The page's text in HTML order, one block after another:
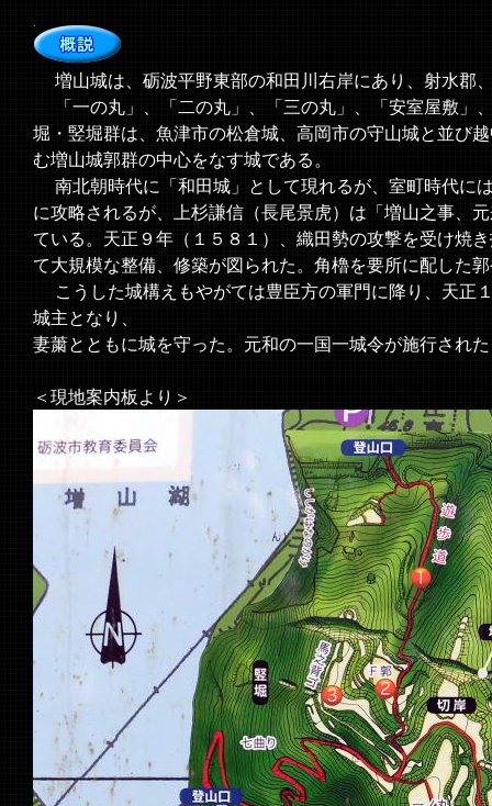
増山城は、砺波平野東部の和田川右岸にあり、射水郡
「一の丸」、「二の丸」、「三の丸」、「安室屋敷」
堀・竪堀群は、魚津市の松倉城、高岡市の守山城と並び
む増山城郭群の中心をなす城である。
南北朝時代に「和田城」として現れるが、室町時代に
に攻略されるが、上杉謙信（長尾景虎）は「増山之事、
ている。天正９年（１５８１）、織田勢の攻撃を受け焼
て大規模な整備、修築が図られた。角櫓を要所に配した
こうした城構えもやがては豊臣方の軍門に降り、天正
城主となり、
妻䔥とともに城を守った。元和の一国一城令が施行され
＜現地案内板より＞